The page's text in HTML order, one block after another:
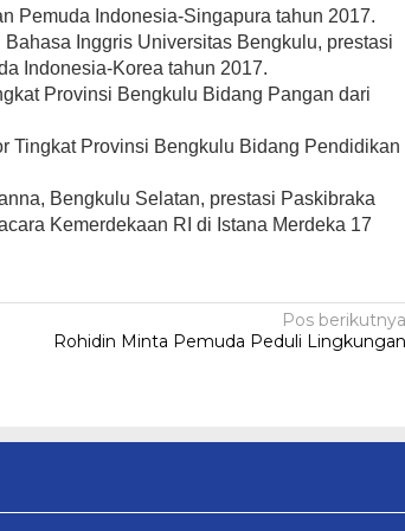
Pemuda Indonesia-Singapura tahun 2017.
Inggris Universitas Bengkulu, prestasi
Indonesia-Korea tahun 2017.
Provinsi Bengkulu Bidang Pangan dari
Tingkat Provinsi Bengkulu Bidang Pendidikan
Bengkulu Selatan, prestasi Paskibraka
Kemerdekaan RI di Istana Merdeka 17
Pos berikutnya
Rohidin Minta Pemuda Peduli Lingkungan